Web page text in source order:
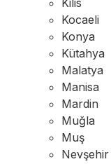
Kilis
Kocaeli
Konya
Kütahya
Malatya
Manisa
Mardin
Muğla
Muş
Nevşehir